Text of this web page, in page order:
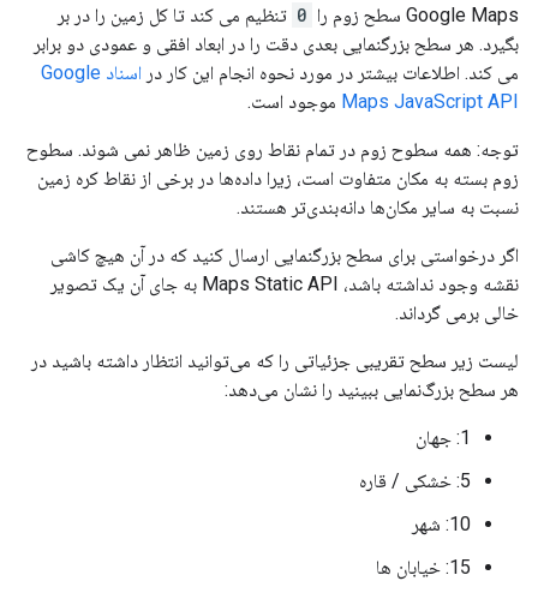
Google Maps سطح زوم را 0 تنظیم می کند تا کل زمین را در بر
بگیرد. هر سطح بزرگنمایی بعدی دقت را در ابعاد افقی و عمودی دو برابر
می کند. اطلاعات بیشتر در مورد نحوه انجام این کار در
اسناد Google
Maps JavaScript API موجود است.
توجه: همه سطوح زوم در تمام نقاط روی زمین ظاهر نمی شوند. سطوح
زوم بسته به مکان متفاوت است، زیرا داده‌ها در برخی از نقاط کره زمین
نسبت به سایر مکان‌ها دانه‌بندی‌تر هستند.
اگر درخواستی برای سطح بزرگنمایی ارسال کنید که در آن هیچ کاشی
نقشه وجود نداشته باشد، Maps Static API به جای آن یک تصویر
خالی برمی گرداند.
لیست زیر سطح تقریبی جزئیاتی را که می‌توانید انتظار داشته باشید در
هر سطح بزرگ‌نمایی ببینید را نشان می‌دهد:
1: جهان
5: خشکی / قاره
10: شهر
15: خیابان ها